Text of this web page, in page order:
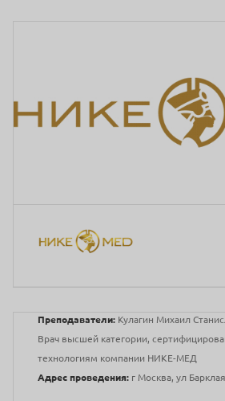
Преподаватели: Кулагин Михаил
Врач высшей категории,
технологиям компании НИКЕ-МЕД
Адрес проведения: г Москва, ул